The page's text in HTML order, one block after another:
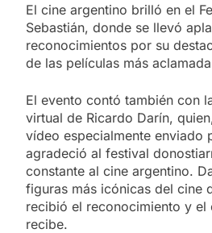
El cine argentino brilló en el
Sebastián, donde se llevó
reconocimientos por su
de las películas más
El evento contó también con
virtual de Ricardo Darín,
vídeo especialmente enviado
agradeció al festival
constante al cine argentino.
figuras más icónicas del cine
recibió el reconocimiento y el
recibe.